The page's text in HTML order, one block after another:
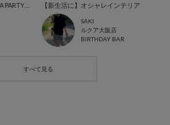
【新生活に】オシャレインテリア
SAKI
ルクア大阪店
BIRTHDAY BAR